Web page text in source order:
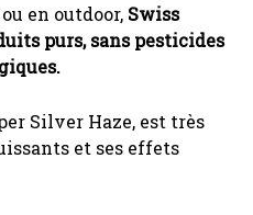
en outdoor, Swiss
purs, sans pesticides
Silver Haze, est très
et ses effets